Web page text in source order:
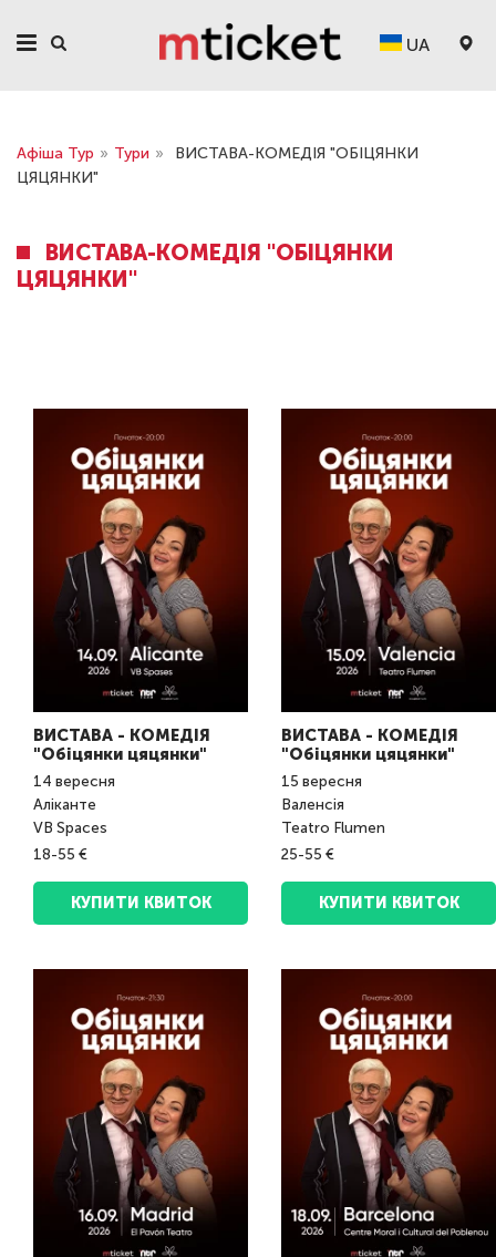
UA
Афіша Тур » Тури »
ВИСТАВА-КОМЕДІЯ "ОБІЦЯНКИ
ЦЯЦЯНКИ"
ВИСТАВА-КОМЕДІЯ "ОБІЦЯНКИ
ЦЯЦЯНКИ"
ВИСТАВА - КОМЕДІЯ
"Обіцянки цяцянки"
14 вересня
Аліканте
VB Spaces
18-55 €
КУПИТИ КВИТОК
ВИСТАВА - КОМЕДІЯ
"Обіцянки цяцянки"
15 вересня
Валенсія
Teatro Flumen
25-55 €
КУПИТИ КВИТОК